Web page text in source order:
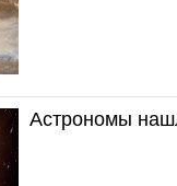
Астрономы